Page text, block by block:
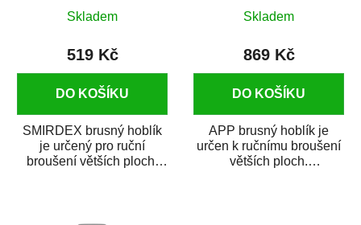
Skladem
519 Kč
DO KOŠÍKU
SMIRDEX brusný hoblík
je určený pro ruční
broušení větších ploch.
Skladem
869 Kč
DO KOŠÍKU
APP brusný hoblík je
určen k ručnímu broušení
větších ploch.